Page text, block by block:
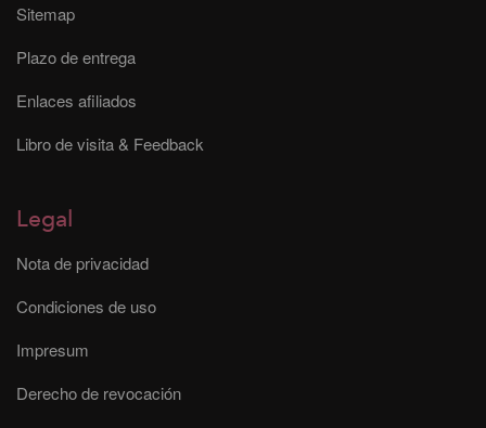
Sitemap
Plazo de entrega
Enlaces afiliados
Libro de visita & Feedback
Legal
Nota de privacidad
Condiciones de uso
Impresum
Derecho de revocación